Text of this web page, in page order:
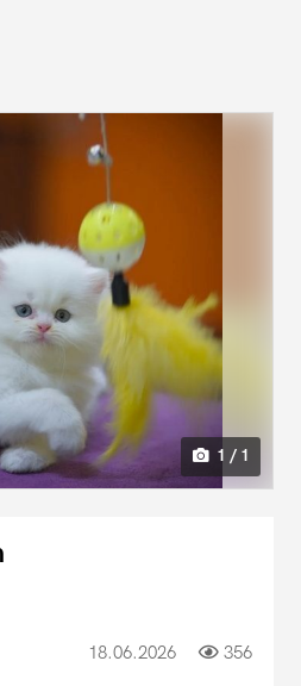
1 / 1
18.06.2026 356